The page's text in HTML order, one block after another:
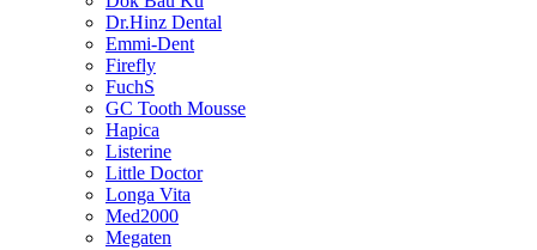
Dr.Hinz Dental
Emmi-Dent
Firefly
FuchS
GC Tooth Mousse
Hapica
Listerine
Little Doctor
Longa Vita
Med2000
Megaten